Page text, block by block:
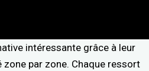
intéressante grâce à leur
par zone. Chaque ressort